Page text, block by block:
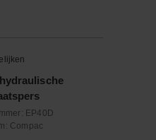
EP40D
Compac